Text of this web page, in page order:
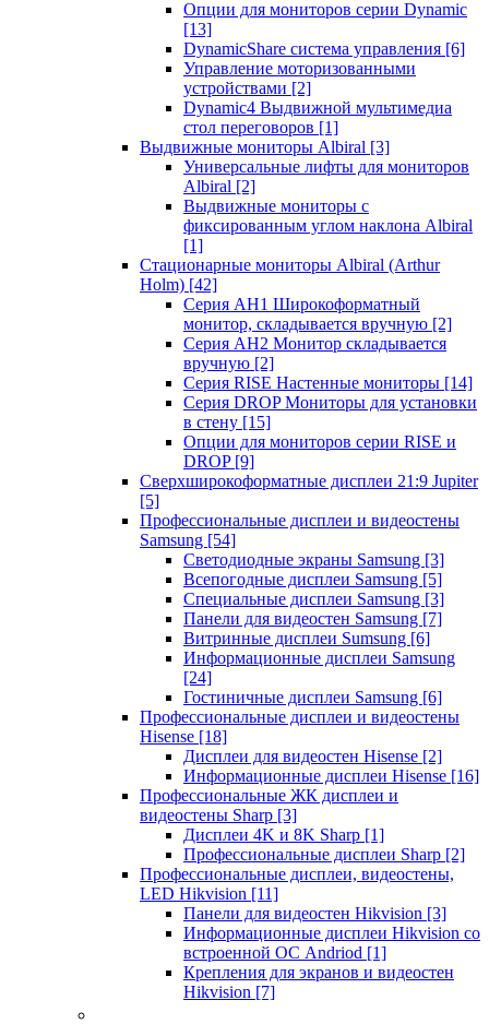
Опции для мониторов серии Dynamic
[13]
DynamicShare система управления [6]
Управление моторизованными
устройствами [2]
Dynamic4 Выдвижной мультимедиа
стол переговоров [1]
Выдвижные мониторы Albiral [3]
Универсальные лифты для мониторов
Albiral [2]
Выдвижные мониторы с
фиксированным углом наклона Albiral
[1]
Стационарные мониторы Albiral (Arthur
Holm) [42]
Серия AH1 Широкоформатный
монитор, складывается вручную [2]
Серия AH2 Монитор складывается
вручную [2]
Серия RISE Настенные мониторы [14]
Серия DROP Мониторы для установки
в стену [15]
Опции для мониторов серии RISE и
DROP [9]
Сверхширокоформатные дисплеи 21:9 Jupiter
[5]
Профессиональные дисплеи и видеостены
Samsung [54]
Светодиодные экраны Samsung [3]
Всепогодные дисплеи Samsung [5]
Специальные дисплеи Samsung [3]
Панели для видеостен Samsung [7]
Витринные дисплеи Sumsung [6]
Информационные дисплеи Samsung
[24]
Гостиничные дисплеи Samsung [6]
Профессиональные дисплеи и видеостены
Hisense [18]
Дисплеи для видеостен Hisense [2]
Информационные дисплеи Hisense [16]
Профессиональные ЖК дисплеи и
видеостены Sharp [3]
Дисплеи 4K и 8K Sharp [1]
Профессиональные дисплеи Sharp [2]
Профессиональные дисплеи, видеостены,
LED Hikvision [11]
Панели для видеостен Hikvision [3]
Информационные дисплеи Hikvision со
встроенной ОС Andriod [1]
Крепления для экранов и видеостен
Hikvision [7]